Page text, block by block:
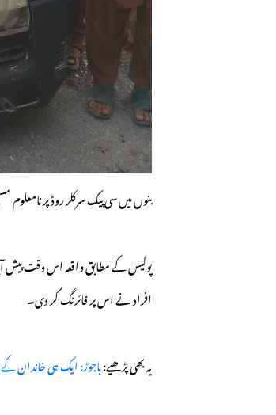
بنوں میں سی پیک سرکلر روڈ پر
پولیس کے مطابق واقعہ اس وقت پیش
افراد نے اس پر فائرنگ کر دی۔
یہ بھی پڑھیے:باجوڑ: ایک ہی خاندان کے 8 افراد کی اچانک طبیعت کیوں بگڑی؟ دو کمسن بچیاں جاں بحق، 6 زیرِ علاج